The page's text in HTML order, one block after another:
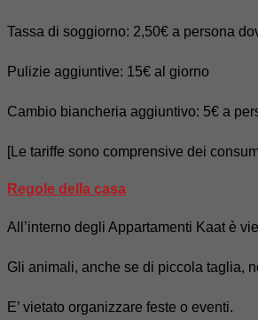
Tassa di soggiorno: 2,50€ a persona
Pulizie aggiuntive: 15€ al giorno
Cambio biancheria aggiuntivo: 5€ a
[Le tariffe sono comprensive dei
Regole della casa
All’interno degli Appartamenti Kaat è
Gli animali, anche se di piccola taglia,
E’ vietato organizzare feste o eventi.